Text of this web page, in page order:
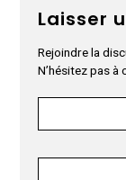
Laisser
Rejoindre la
N’hésitez pas à